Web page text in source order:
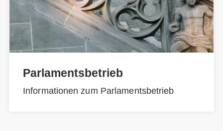
Parlamentsbetrieb
Informationen zum Parlamentsbetrieb